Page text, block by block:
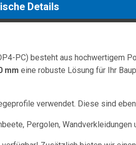
Details
PC) besteht aus hochwertigem
mm eine robuste Lösung für Ihr
verwendet. Diese sind
Pergolen, Wandverkleidungen